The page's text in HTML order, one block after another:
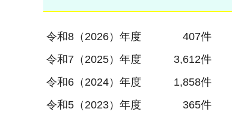
令和8（2026）年度 407件
令和7（2025）年度
3,612件
令和6（2024）年度
1,858件
令和5（2023）年度
365件